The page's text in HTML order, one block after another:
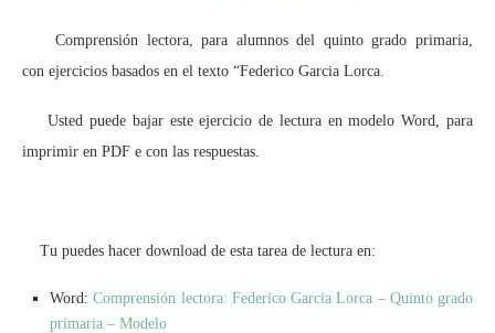
Comprensión lectora, para alumnos del quinto grado primaria,
con ejercicios basados en el texto “Federico Garcia Lorca.
Usted puede bajar este ejercicio de lectura en modelo Word, para
imprimir en PDF e con las respuestas.
Tu puedes hacer download de esta tarea de lectura en:
Word:Comprensión lectora: Federico Garcia Lorca – Quinto grado
primaria – Modelo